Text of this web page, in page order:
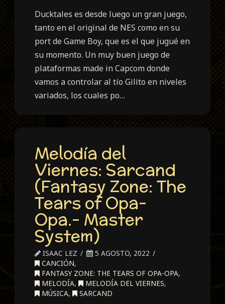
Ducktales es desde luego un gran juego,
tanto en el original de NES como en su
port de Game Boy, que es el que jugué en
su momento. Un muy buen juego de
plataformas made in Capcom donde
vamos a controlar al tío Gilito en niveles
variados, los cuales po…
Melodía del
Viernes: Sarcand
(Fantasy Zone: The
Tears of Opa-
Opa.- Master
System)
ISAAC LEZ
5 AGOSTO, 2022
CANCIÓN,
FANTASY ZONE: THE TEARS OF OPA-OPA,
MELODÍA, MELODÍA DEL VIERNES,
MÚSICA, SARCAND